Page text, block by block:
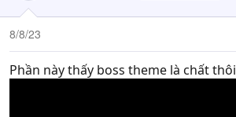
8/8/23
Phần này thấy boss theme là chất thôi